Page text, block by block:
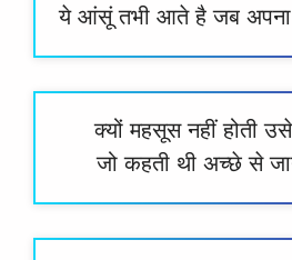
ये आंसूं तभी आते है जब अपना
क्यों महसूस नहीं होती
जो कहती थी अच्छे से